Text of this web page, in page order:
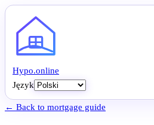
Hypo.online
Język
← Back to mortgage guide